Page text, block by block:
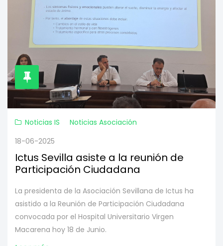
Noticias IS
Noticias Asociación
18-06-2025
Ictus Sevilla asiste a la reunión de
Participación Ciudadana
La presidenta de la Asociación Sevillana de Ictus ha
asistido a la Reunión de Participación Ciudadana
convocada por el Hospital Universitario Virgen
Macarena hoy 18 de Junio.